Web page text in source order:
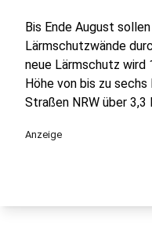
Bis Ende August
Lärmschutzwände
neue Lärmschutz wird
Höhe von bis zu
Straßen NRW über 3,3
Anzeige